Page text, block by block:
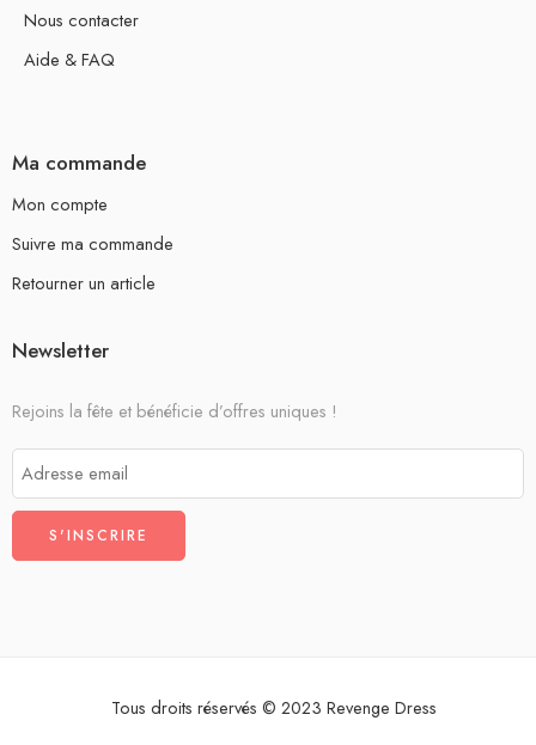
Nous contacter
Aide & FAQ
Ma commande
Mon compte
Suivre ma commande
Retourner un article
Newsletter
Rejoins la fête et bénéficie d’offres uniques !
Tous droits réservés © 2023 Revenge Dress